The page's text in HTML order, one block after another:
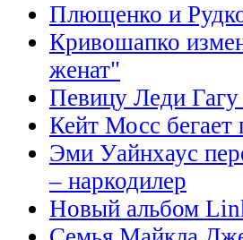
Плющенко и
Кривошапко
женат"
Певицу Леди Гагу
Кейт Мосс
Эми Уайнхаус
– наркодилер
Новый альбом